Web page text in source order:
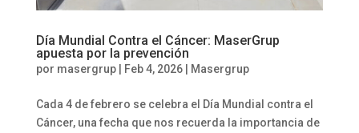
Día Mundial Contra el Cáncer: MaserGrup
apuesta por la prevención
por masergrup| Feb 4, 2026| Masergrup
Cada 4 de febrero se celebra el Día Mundial contra el
Cáncer, una fecha que nos recuerda la importancia de